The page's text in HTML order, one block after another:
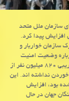
سازمان ملل متحد
افزایش پیدا كرد.
سازمان خواربار و
وضعیت امنیت
غذایی و تغذیه در جهان نشان داده است كه به صورت تقریبی ۸۲۰ میلیون نفر از
كافی برای خوردن نداشته اند. این
نفر برآورد شده بود، افزایش
جهان در حال